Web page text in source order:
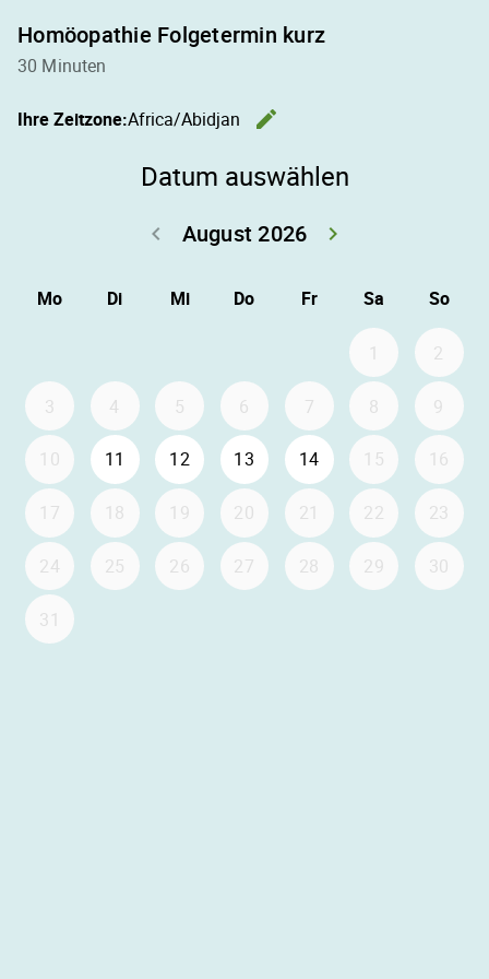
Homöopathie Folgetermin kurz
30 Minuten
Ihre Zeitzone:Africa/Abidjan
edit
Datum auswählen
August 2026
keyboard_arrow_left
keyboard_arrow_right
Mo Di Mi Do Fr Sa So
1 2
3 4 5 6 7 8 9
10 11 12 13 14 15 16
17 18 19 20 21 22 23
24 25 26 27 28 29 30
31